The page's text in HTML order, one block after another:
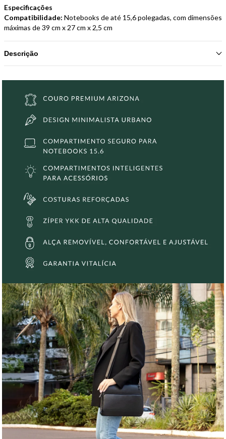
Especificações
Compatibilidade: Notebooks de até 15,6 polegadas, com dimensões
máximas de 39 cm x 27 cm x 2,5 cm
Descrição